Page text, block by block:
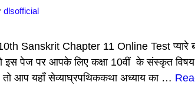
dlsofficial
Sanskrit Chapter 11 Online Test प्यारे
इस पेज पर आपके लिए कक्षा 10वीं के संस्कृत
तो आप यहाँ सेव्याघ्रपथिककथा अध्याय का …